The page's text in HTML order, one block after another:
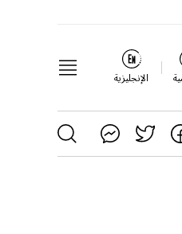
الإنجليزية